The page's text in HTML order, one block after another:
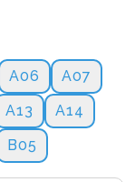
A06
A07
A13
A14
B05